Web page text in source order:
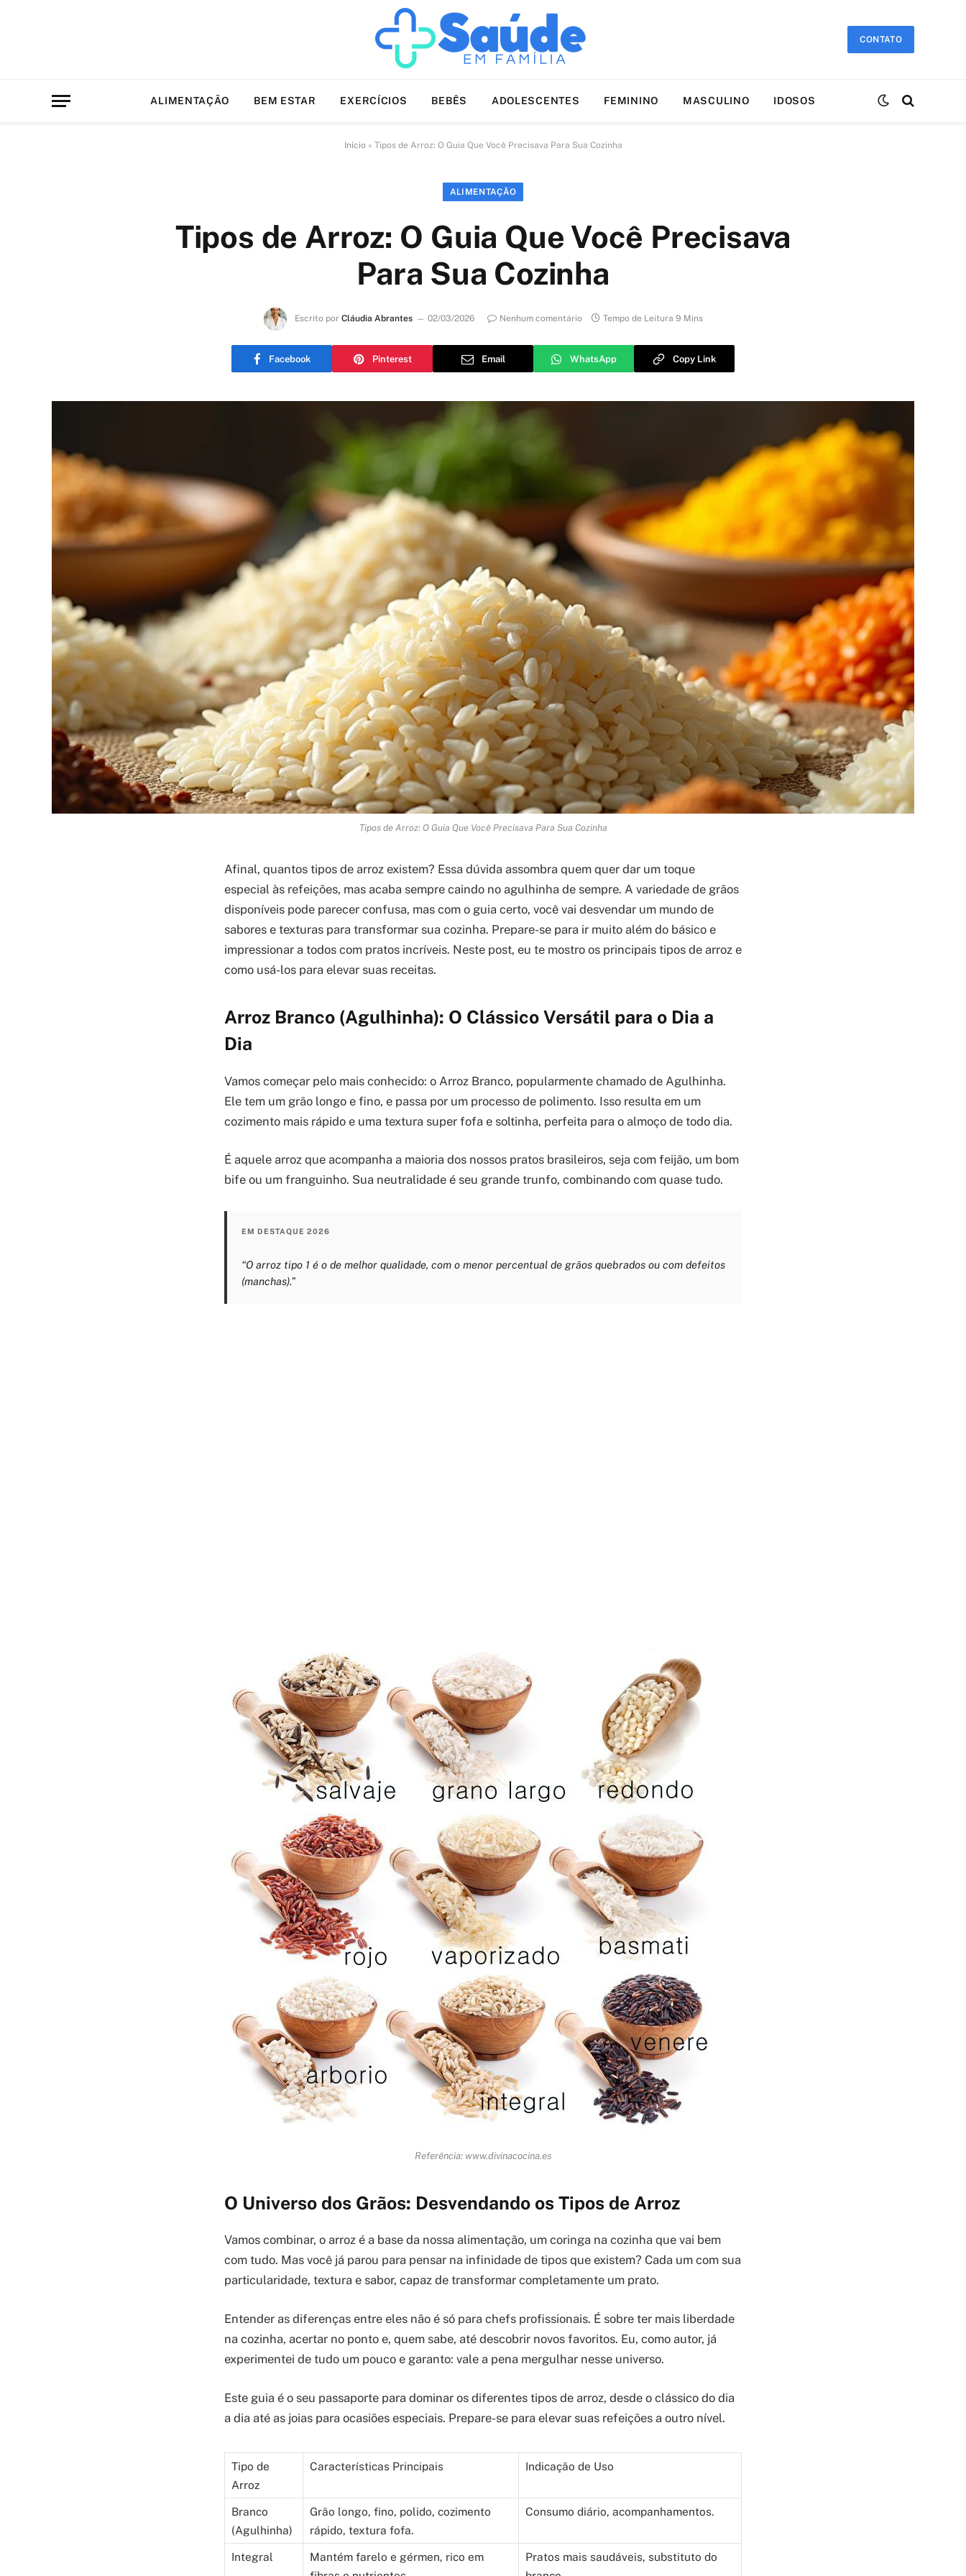
CONTATO
ALIMENTAÇÃO BEM ESTAR EXERCÍCIOS BEBÊS ADOLESCENTES FEMININO MASCULINO IDOSOS
Início » Tipos de Arroz: O Guia Que Você Precisava Para Sua Cozinha
ALIMENTAÇÃO
Tipos de Arroz: O Guia Que Você Precisava
Para Sua Cozinha
Escrito por Cláudia Abrantes 02/03/2026 Nenhum comentário Tempo de Leitura 9 Mins
Facebook Pinterest Email WhatsApp Copy Link
Tipos de Arroz: O Guia Que Você Precisava Para Sua Cozinha
Afinal, quantos tipos de arroz existem? Essa dúvida assombra quem quer dar um toque
especial às refeições, mas acaba sempre caindo no agulhinha de sempre. A variedade de grãos
disponíveis pode parecer confusa, mas com o guia certo, você vai desvendar um mundo de
sabores e texturas para transformar sua cozinha. Prepare-se para ir muito além do básico e
impressionar a todos com pratos incríveis. Neste post, eu te mostro os principais tipos de arroz e
como usá-los para elevar suas receitas.
Arroz Branco (Agulhinha): O Clássico Versátil para o Dia a
Dia
Vamos começar pelo mais conhecido: o Arroz Branco, popularmente chamado de Agulhinha.
Ele tem um grão longo e fino, e passa por um processo de polimento. Isso resulta em um
cozimento mais rápido e uma textura super fofa e soltinha, perfeita para o almoço de todo dia.
É aquele arroz que acompanha a maioria dos nossos pratos brasileiros, seja com feijão, um bom
bife ou um franguinho. Sua neutralidade é seu grande trunfo, combinando com quase tudo.
EM DESTAQUE 2026
“O arroz tipo 1 é o de melhor qualidade, com o menor percentual de grãos quebrados ou com defeitos
(manchas).”
Referência: www.divinacocina.es
O Universo dos Grãos: Desvendando os Tipos de Arroz
Vamos combinar, o arroz é a base da nossa alimentação, um coringa na cozinha que vai bem
com tudo. Mas você já parou para pensar na infinidade de tipos que existem? Cada um com sua
particularidade, textura e sabor, capaz de transformar completamente um prato.
Entender as diferenças entre eles não é só para chefs profissionais. É sobre ter mais liberdade
na cozinha, acertar no ponto e, quem sabe, até descobrir novos favoritos. Eu, como autor, já
experimentei de tudo um pouco e garanto: vale a pena mergulhar nesse universo.
Este guia é o seu passaporte para dominar os diferentes tipos de arroz, desde o clássico do dia
a dia até as joias para ocasiões especiais. Prepare-se para elevar suas refeições a outro nível.
Tipo de
Arroz
Características Principais Indicação de Uso
Branco
(Agulhinha)
Grão longo, fino, polido, cozimento
rápido, textura fofa.
Consumo diário, acompanhamentos.
Integral
Mantém farelo e gérmen, rico em
Pratos mais saudáveis, substituto do